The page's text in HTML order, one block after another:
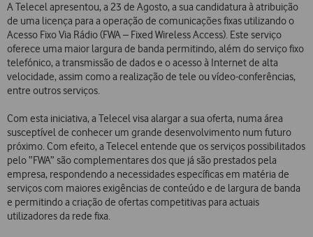
A Telecel apresentou, a 23 de Agosto, a sua candidatura à atribuição
de uma licença para a operação de comunicações fixas utilizando o
Acesso Fixo Via Rádio (FWA – Fixed Wireless Access). Este serviço
oferece uma maior largura de banda permitindo, além do serviço fixo
telefónico, a transmissão de dados e o acesso à Internet de alta
velocidade, assim como a realização de tele ou vídeo-conferências,
entre outros serviços.
Com esta iniciativa, a Telecel visa alargar a sua oferta, numa área
susceptível de conhecer um grande desenvolvimento num futuro
próximo. Com efeito, a Telecel entende que os serviços possibilitados
pelo “FWA” são complementares dos que já são prestados pela
empresa, respondendo a necessidades específicas em matéria de
serviços com maiores exigências de conteúdo e de largura de banda
e permitindo a criação de ofertas competitivas para actuais
utilizadores da rede fixa.